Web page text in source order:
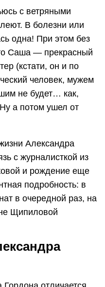
с ветряными
В болезни или
одна! При этом без
Саша — прекрасный
(кстати, он и по
человек, мужем
не будет… как,
а потом ушел от
Александра
с журналисткой из
и рождение еще
подробность: в
в очередной раз, на
Щипиловой